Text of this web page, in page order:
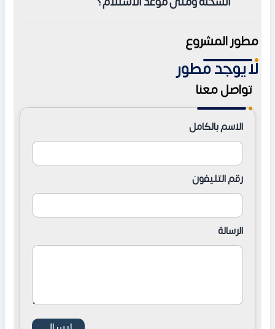
سنوات، أو 7 سنوات بدون أي فوائد وأقساط متساوية.
المطور العقاري لـلقرية هي شركة وادي دجلة للتطوير العقاري
المشروع.
مطور المشروع
لا يوجد مطور
تواصل معنا
الاسم بالكامل
رقم التليفون
الرسالة